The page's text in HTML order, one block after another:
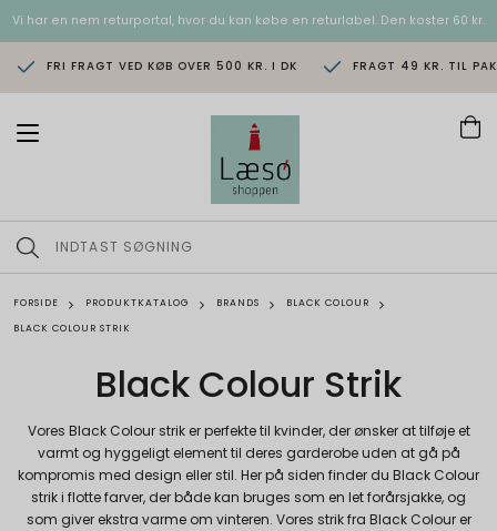
Vi har en nem returportal, hvor du kan købe en returlabel. Den koster 60 kr.
FRI FRAGT VED KØB OVER 500 KR. I DK FRAGT 49 KR. TIL
T
n
a
i
g
n
FORSIDE PRODUKTKATALOG BRANDS
BLACK COLOUR
BLACK COLOUR STRIK
Black Colour Strik
Vores Black Colour strik er perfekte til kvinder, der ønsker at tilføje et
varmt og hyggeligt element til deres garderobe uden at gå på
kompromis med design eller stil. Her på siden finder du Black Colour
strik i flotte farver, der både kan bruges som en let forårsjakke, og
som giver ekstra varme om vinteren. Vores strik fra Black Colour er